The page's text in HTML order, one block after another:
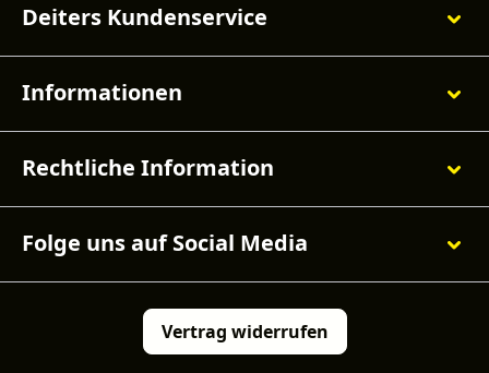
Deiters Kundenservice
Informationen
Rechtliche Information
Folge uns auf Social Media
Vertrag widerrufen